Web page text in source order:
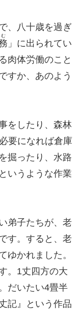
、八十歳を過ぎ
」に出られてい
肉体労働のこと
すか、あのよう
をしたり、森林
要になれば倉庫
掘ったり、水路
いうような作業
弟子たちが、老
す。すると、老
ゆかれました。
。1丈四方の大
だいたい4畳半
記』という作品